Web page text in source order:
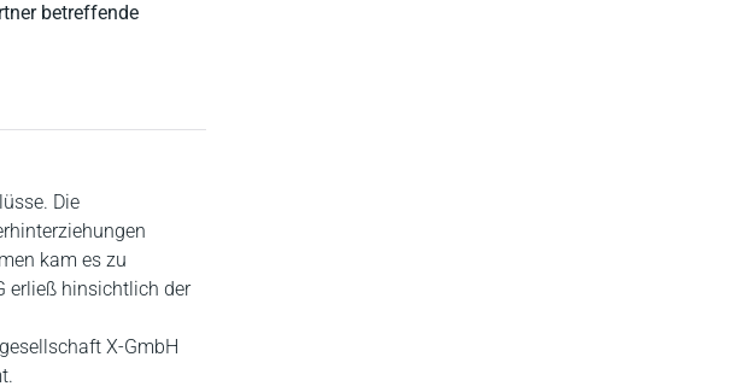
betreffende
Die
kam es zu
erließ hinsichtlich der
X-GmbH